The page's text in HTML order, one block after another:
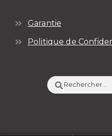
Garantie
Politique de
Rechercher :